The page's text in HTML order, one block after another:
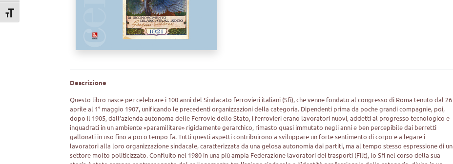
Attiva/disattiva dimensione testo
Descrizione
Questo libro nasce per celebrare i 100 anni del Sindacato ferrovieri italiani (Sfi), che venne fondato al congresso di Roma tenuto dal 26
aprile al 1° maggio 1907, unificando le precedenti organizzazioni della categoria. Dipendenti prima da poche grandi compagnie, poi,
dopo il 1905, dall’azienda autonoma delle Ferrovie dello Stato, i ferrovieri erano lavoratori nuovi, addetti al progresso tecnologico e
inquadrati in un ambiente «paramilitare» rigidamente gerarchico, rimasto quasi immutato negli anni e ben percepibile dai berretti
gallonati in uso fino a poco tempo fa. Tutti questi aspetti contribuirono a sviluppare un forte sentimento di corpo e a legare i
lavoratori alla loro organizzazione sindacale, caratterizzata da una gelosa autonomia dai partiti, ma al tempo stesso espressione di un
settore molto politicizzato. Confluito nel 1980 in una più ampia Federazione lavoratori dei trasporti (Filt), lo Sfi nel corso della sua